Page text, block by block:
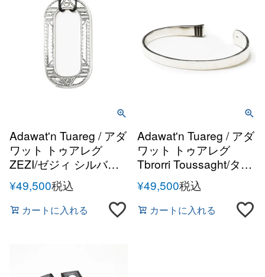
Adawat'n Tuareg / アダ
ワット トゥアレグ
ZEZI/ゼジィ シルバー
ハンドメイドネックレ
ス
¥49,500税込
カートに入れる
Adawat'n Tuareg / アダ
ワット トゥアレグ
Tbrorri Toussaght/タブ
ルーリトゥサハト シル
バーハンドメイドバン
グル
¥49,500税込
カートに入れる